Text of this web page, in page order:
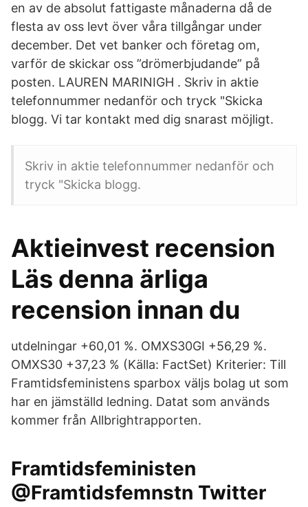
en av de absolut fattigaste månaderna då de
flesta av oss levt över våra tillgångar under
december. Det vet banker och företag om,
varför de skickar oss ”drömerbjudande” på
posten. LAUREN MARINIGH . Skriv in aktie
telefonnummer nedanför och tryck "Skicka
blogg. Vi tar kontakt med dig snarast möjligt.
Skriv in aktie telefonnummer nedanför och
tryck "Skicka blogg.
Aktieinvest recension
Läs denna ärliga
recension innan du
utdelningar +60,01 %. OMXS30GI +56,29 %.
OMXS30 +37,23 % (Källa: FactSet) Kriterier: Till
Framtidsfeministens sparbox väljs bolag ut som
har en jämställd ledning. Datat som används
kommer från Allbrightrapporten.
Framtidsfeministen
@Framtidsfemnstn Twitter